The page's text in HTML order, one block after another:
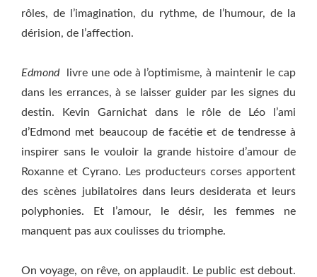
rôles, de l’imagination, du rythme, de l’humour, de la
dérision, de l’affection.
Edmondlivre une ode à l’optimisme, à maintenir le cap
dans les errances, à se laisser guider par les signes du
destin. Kevin Garnichat dans le rôle de Léo l’ami
d’Edmond met beaucoup de facétie et de tendresse à
inspirer sans le vouloir la grande histoire d’amour de
Roxanne et Cyrano. Les producteurs corses apportent
des scènes jubilatoires dans leurs desiderata et leurs
polyphonies. Et l’amour, le désir, les femmes ne
manquent pas aux coulisses du triomphe.
On voyage, on rêve, on applaudit. Le public est debout.